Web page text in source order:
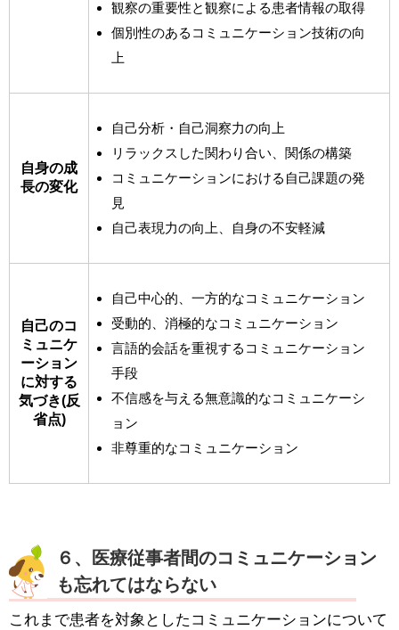
観察の重要性と観察による患者情報の取得
個別性のあるコミュニケーション技術の向
上
自身の成
長の変化
自己分析・自己洞察力の向上
リラックスした関わり合い、関係の構築
コミュニケーションにおける自己課題の発
見
自己表現力の向上、自身の不安軽減
自己のコ
ミュニケ
ーション
に対する
気づき(反
省点)
自己中心的、一方的なコミュニケーション
受動的、消極的なコミュニケーション
言語的会話を重視するコミュニケーション
手段
不信感を与える無意識的なコミュニケーシ
ョン
非尊重的なコミュニケーション
６、医療従事者間のコミュニケーション
も忘れてはならない
これまで患者を対象としたコミュニケーションについて